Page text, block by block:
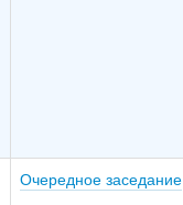
Очередное заседание